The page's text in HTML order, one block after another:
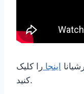
اینجا را کلیک
کنید.